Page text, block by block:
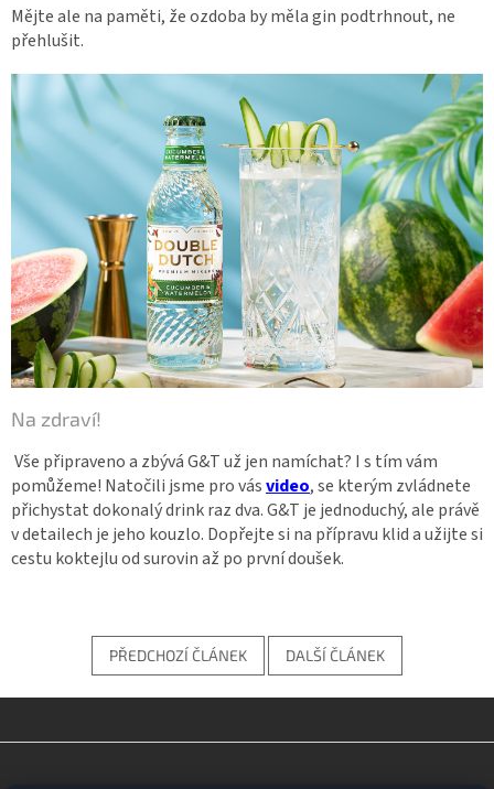
Mějte ale na paměti, že ozdoba by měla gin podtrhnout, ne
přehlušit.
Na zdraví!
Vše připraveno a zbývá G&T už jen namíchat? I s tím vám
pomůžeme! Natočili jsme pro vásvideo, se kterým zvládnete
přichystat dokonalý drink raz dva. G&T je jednoduchý, ale právě
v detailech je jeho kouzlo. Dopřejte si na přípravu klid a užijte si
cestu koktejlu od surovin až po první doušek.
PŘEDCHOZÍ ČLÁNEK DALŠÍ ČLÁNEK